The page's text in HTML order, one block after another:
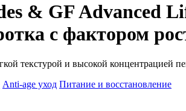
& GF Advanced
с фактором
текстурой и высокой концентрацией
Anti-age уход Питание и восстановление